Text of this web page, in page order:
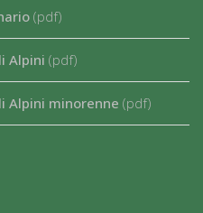
(pdf)
Alpini (pdf)
Alpini minorenne (pdf)